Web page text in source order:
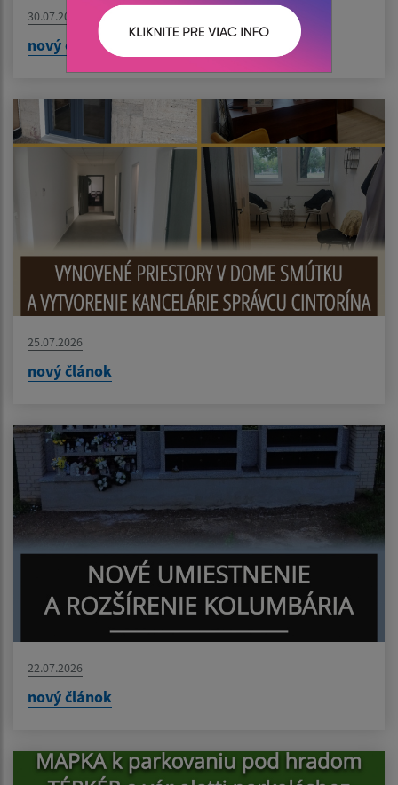
30.07.2026
nový článok
25.07.2026
nový článok
22.07.2026
nový článok